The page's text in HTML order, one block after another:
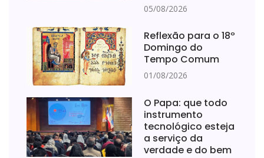
05/08/2026
Reflexão para o 18º
Domingo do
Tempo Comum
01/08/2026
O Papa: que todo
instrumento
tecnológico esteja
a serviço da
verdade e do bem